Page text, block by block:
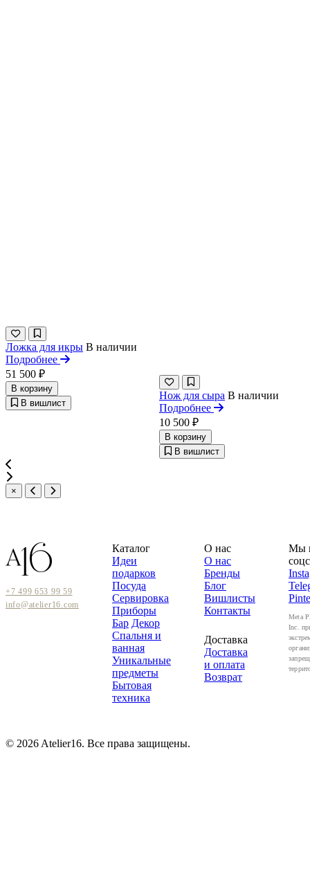
Ложка для икры В наличии
Подробнее
51 500 ₽
В корзину
В вишлист
Нож для сыра В наличии
Подробнее
10 500 ₽
В корзину
В вишлист
×
+7 499 653 99 59
info@atelier16.com
Каталог
Идеи
подарков
Посуда
Сервировка
Приборы
Бар Декор
Спальня и
ванная
Уникальные
предметы
Бытовая
техника
О нас
О нас
Бренды
Блог
Вишлисты
Контакты
Доставка
Доставка
и оплата
Возврат
Мы
Meta
Inc.
© 2026 Atelier16. Все права защищены.